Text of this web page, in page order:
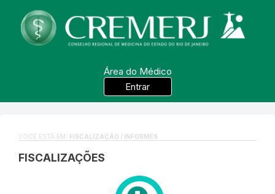
Área do Médico
Entrar
VOCÊ ESTÁ EM: FISCALIZAÇÃO / INFORMES
FISCALIZAÇÕES